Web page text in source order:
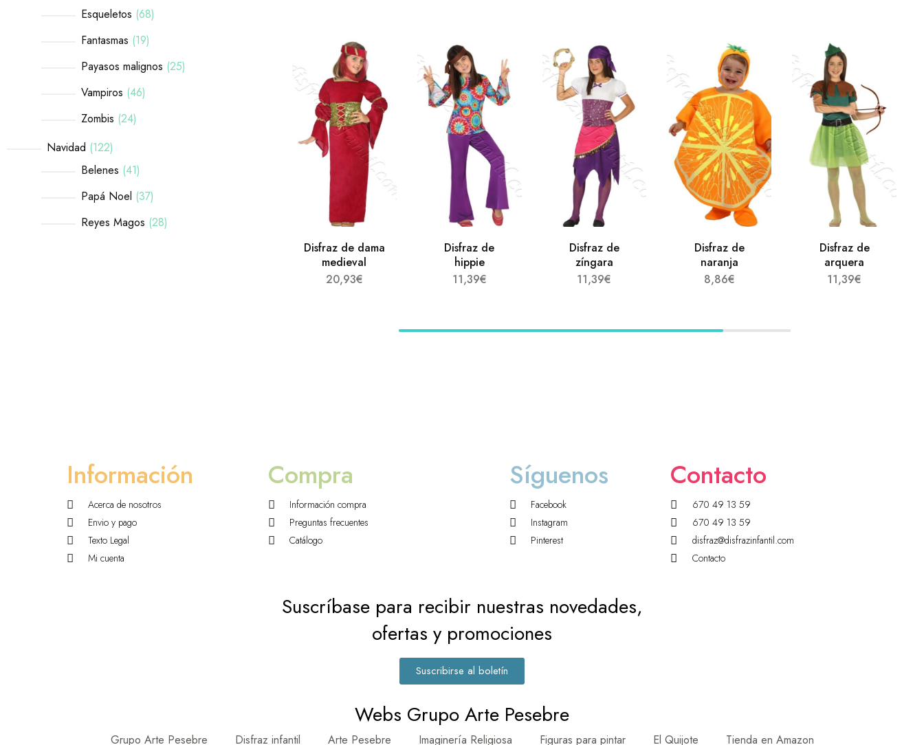
Disfraz de dama
medieval
20,93€
Disfraz de
hippie
11,39€
Disfraz de
zíngara
11,39€
Disfraz de
naranja
8,86€
Disfraz de
arquera
11,39€
Esqueletos 68
Fantasmas 19
Payasos malignos 25
Vampiros 46
Zombis 24
Navidad 122
Belenes 41
Papá Noel 37
Reyes Magos 28
Información
Acerca de nosotros
Envio y pago
Texto Legal
Mi cuenta
Compra
Información compra
Preguntas frecuentes
Catálogo
Síguenos
Facebook
Instagram
Pinterest
Contacto
670 49 13 59
670 49 13 59
disfraz@disfrazinfantil.com
Contacto
Suscríbase para recibir nuestras novedades,
ofertas y promociones
Suscribirse al boletín
Webs Grupo Arte Pesebre
Grupo Arte Pesebre Disfraz infantil Arte Pesebre Imaginería Religiosa Figuras para pintar El Quijote Tienda en Amazon